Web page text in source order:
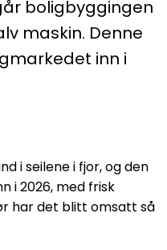
boligbyggingen
maskin. Denne
inn i
i seilene i fjor, og den
i 2026, med frisk
har det blitt omsatt så